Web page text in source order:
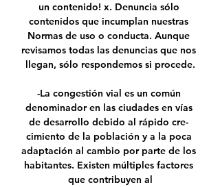
un contenido! x. Denuncia sólo
contenidos que incumplan nuestras
Normas de uso o conducta. Aunque
revisamos todas las denuncias que nos
llegan, sólo respondemos si procede.
-La congestión vial es un común
denominador en las ciudades en vías
de desarrollo debido al rápido cre-
cimiento de la población y a la poca
adaptación al cambio por parte de los
habitantes. Existen múltiples factores
que contribuyen al